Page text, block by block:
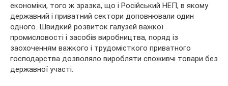
економіки, того ж зразка, що і Російський НЕП, в якому
державний і приватний сектори доповнювали один
одного. Швидкий розвиток галузей важкої
промисловості і засобів виробництва, поряд із
заохоченням важкого і трудомісткого приватного
господарства дозволяло виробляти споживчі товари без
державної участі.